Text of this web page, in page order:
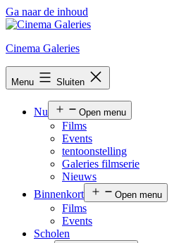
Ga naar de inhoud
Cinema Galeries
Menu Sluiten
Nu Open menu
Films
Events
tentoonstelling
Galeries filmserie
Nieuws
Binnenkort
Open menu
Films
Events
Scholen